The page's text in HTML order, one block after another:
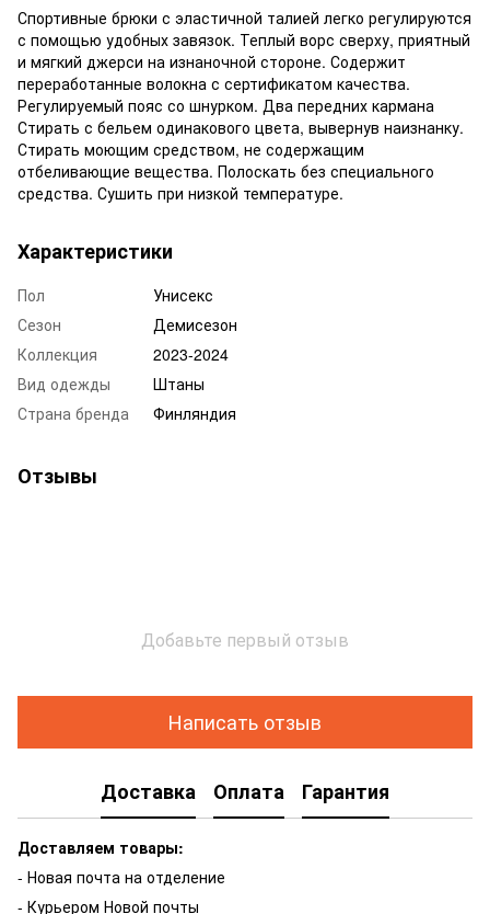
Спортивные брюки с эластичной талией легко регулируются
с помощью удобных завязок. Теплый ворс сверху, приятный
и мягкий джерси на изнаночной стороне. Содержит
переработанные волокна с сертификатом качества.
Регулируемый пояс со шнурком. Два передних кармана
Стирать с бельем одинакового цвета, вывернув наизнанку.
Стирать моющим средством, не содержащим
отбеливающие вещества. Полоскать без специального
средства. Сушить при низкой температуре.
Характеристики
Пол
Унисекс
Сезон
Демисезон
Коллекция
2023-2024
Вид одежды
Штаны
Страна бренда
Финляндия
Отзывы
Добавьте первый отзыв
Написать отзыв
Доставка Оплата Гарантия
Доставляем товары:
- Новая почта на отделение
- Курьером Новой почты